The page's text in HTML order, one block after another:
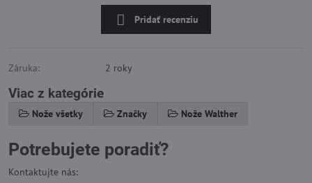
Pridať recenziu
Záruka: 2 roky
Viac z kategórie
Nože všetky Značky Nože Walther
Potrebujete poradiť?
Kontaktujte nás: